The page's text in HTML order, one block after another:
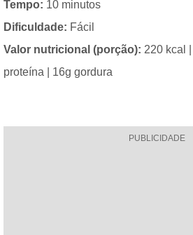
Tempo: 10 minutos
Dificuldade: Fácil
Valor nutricional (porção): 220 kcal
proteína | 16g gordura
PUBLICIDADE